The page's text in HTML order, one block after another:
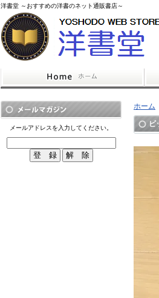
洋書堂 ～おすすめの洋書のネット通販書店～
メールアドレスを入力してください。
ホーム
ビ